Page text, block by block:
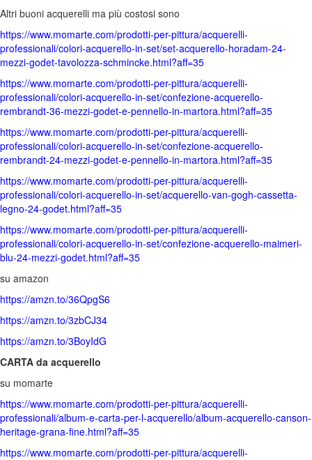
Altri buoni acquerelli ma più costosi sono
https://www.momarte.com/prodotti-per-pittura/acquerelli-
professionali/colori-acquerello-in-set/set-acquerello-horadam-24-
mezzi-godet-tavolozza-schmincke.html?aff=35
https://www.momarte.com/prodotti-per-pittura/acquerelli-
professionali/colori-acquerello-in-set/confezione-acquerello-
rembrandt-36-mezzi-godet-e-pennello-in-martora.html?aff=35
https://www.momarte.com/prodotti-per-pittura/acquerelli-
professionali/colori-acquerello-in-set/confezione-acquerello-
rembrandt-24-mezzi-godet-e-pennello-in-martora.html?aff=35
https://www.momarte.com/prodotti-per-pittura/acquerelli-
professionali/colori-acquerello-in-set/acquerello-van-gogh-cassetta-
legno-24-godet.html?aff=35
https://www.momarte.com/prodotti-per-pittura/acquerelli-
professionali/colori-acquerello-in-set/confezione-acquerello-maimeri-
blu-24-mezzi-godet.html?aff=35
su amazon
https://amzn.to/36QpgS6
https://amzn.to/3zbCJ34
https://amzn.to/3BoyIdG
CARTA da acquerello
su momarte
https://www.momarte.com/prodotti-per-pittura/acquerelli-
professionali/album-e-carta-per-l-acquerello/album-acquerello-canson-
heritage-grana-fine.html?aff=35
https://www.momarte.com/prodotti-per-pittura/acquerelli-